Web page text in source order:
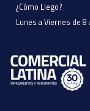
¿Cómo Llego?
Lunes a Viernes de 8